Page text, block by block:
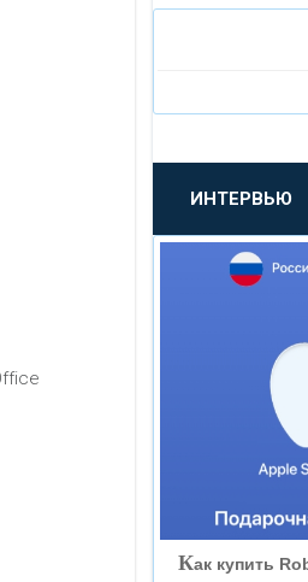
«СМП БАНК»
«БАНК
ИНТЕРВЬЮ
Как купить